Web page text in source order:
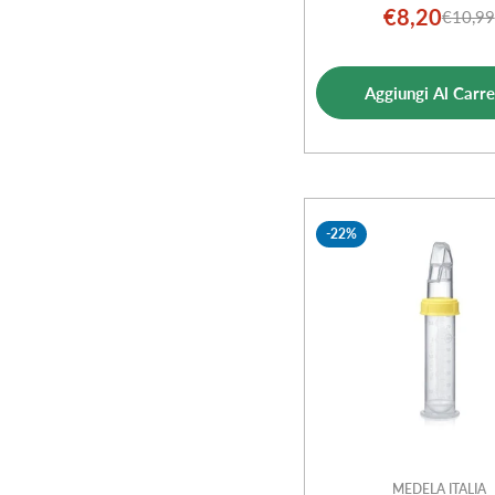
Prezzo
€8,20Prezzo
€10,99
Aggiungi Al
-22%
MEDELA ITALIA